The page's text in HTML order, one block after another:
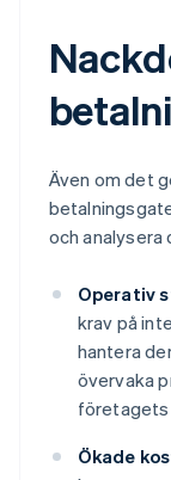
Även om det
och analysera
Operativ
krav på
hantera
övervaka
företagets
Ökade